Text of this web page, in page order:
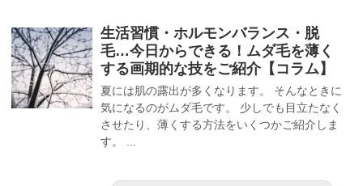
生活習慣・ホルモンバランス・脱
毛…今日からできる！ムダ毛を薄く
する画期的な技をご紹介【コラム】
夏には肌の露出が多くなります。 そんなときに
気になるのがムダ毛です。 少しでも目立たなく
させたり、薄くする方法をいくつかご紹介しま
す。 ...